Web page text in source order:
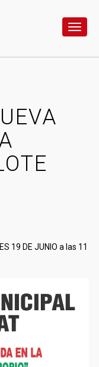
Toggle
19 DE JUNIO a las 11